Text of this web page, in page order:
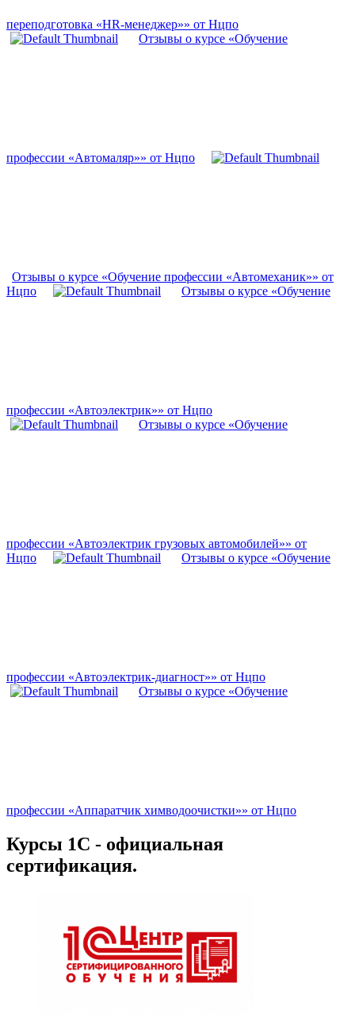
переподготовка «HR-менеджер»» от Нцпо
Отзывы о курсе «Обучение
профессии «Автомаляр»» от Нцпо
Отзывы о курсе «Обучение профессии «Автомеханик»» от
Нцпо
Отзывы о курсе «Обучение
профессии «Автоэлектрик»» от Нцпо
Отзывы о курсе «Обучение
профессии «Автоэлектрик грузовых автомобилей»» от
Нцпо
Отзывы о курсе «Обучение
профессии «Автоэлектрик-диагност»» от Нцпо
Отзывы о курсе «Обучение
профессии «Аппаратчик химводоочистки»» от Нцпо
Курсы 1С - официальная
сертификация.